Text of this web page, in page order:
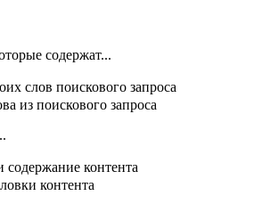
содержат...
слов поискового запроса
из поискового запроса
содержание контента
контента